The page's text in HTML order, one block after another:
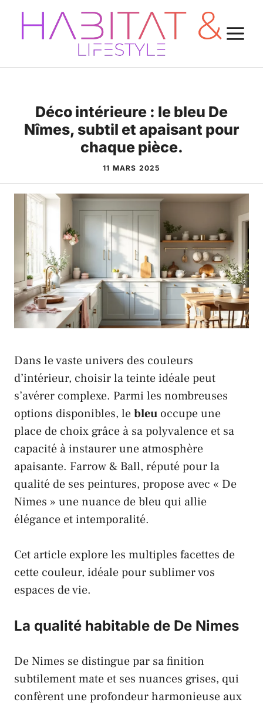
Aller
contenu
Déco intérieure : le bleu De
Nîmes, subtil et apaisant pour
chaque pièce.
11 MARS 2025
Dans le vasteunivers des couleurs
d’intérieur, choisir la teinte idéale peut
s’avérer complexe. Parmi les nombreuses
options disponibles, lebleu occupe une
place de choix grâce à sa polyvalence et sa
capacité à instaurer une atmosphère
apaisante. Farrow & Ball, réputé pour la
qualité de ses peintures, propose avec « De
Nimes » une nuance de bleu qui allie
élégance et intemporalité.
Cet article explore les multiples facettes de
cette couleur, idéale pour sublimer vos
espaces de vie.
La qualité habitable de De Nimes
De Nimes se distingue par sa finition
subtilement mate et ses nuances grises, qui
confèrent une profondeur harmonieuse aux